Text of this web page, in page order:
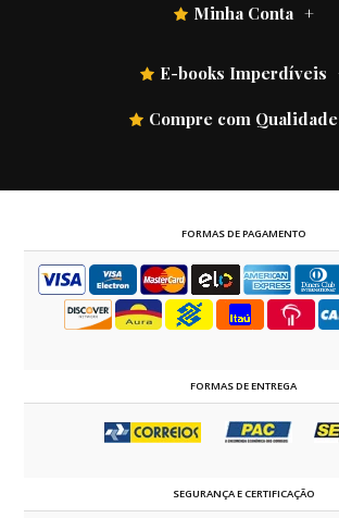
Minha Conta
E-books Imperdíveis
Compre com Qualidade
FORMAS DE PAGAMENTO
FORMAS DE ENTREGA
SEGURANÇA E CERTIFICAÇÃO